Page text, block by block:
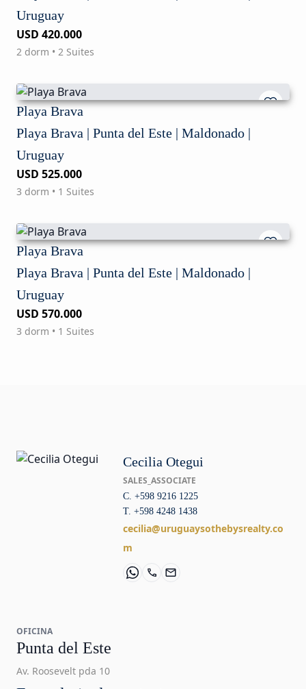
Uruguay
USD 420.000
2 dorm • 2 Suites
Playa Brava
Playa Brava | Punta del Este | Maldonado |
Uruguay
USD 525.000
3 dorm • 1 Suites
Playa Brava
Playa Brava | Punta del Este | Maldonado |
Uruguay
USD 570.000
3 dorm • 1 Suites
Cecilia Otegui
SALES_ASSOCIATE
C. +598 9216 1225
T. +598 4248 1438
cecilia@uruguaysothebysrealty.co
m
OFICINA
Punta del Este
Av. Roosevelt pda 10